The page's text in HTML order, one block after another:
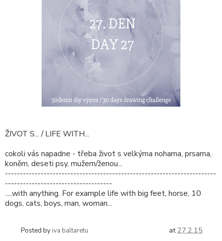
ŽIVOT S... / LIFE WITH...
cokoli vás napadne - třeba život s velkýma nohama, prsama,
koněm, deseti psy, mužem/ženou...
-----------------------------------------------------------------------
------------------------------------
.....with anything. For example life with big feet, horse, 10
dogs, cats, boys, man, woman...
Posted by iva baltaretu at27.2.15